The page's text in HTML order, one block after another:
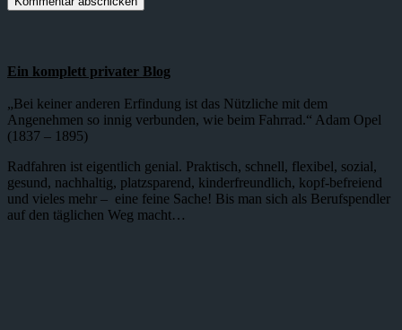
Ein komplett privater Blog
„Bei keiner anderen Erfindung ist das Nützliche mit dem
Angenehmen so innig verbunden, wie beim Fahrrad.“ Adam Opel
(1837 – 1895)
Radfahren ist eigentlich genial. Praktisch, schnell, flexibel, sozial,
gesund, nachhaltig, platzsparend, kinderfreundlich, kopf-befreiend
und vieles mehr – eine feine Sache! Bis man sich als Berufspendler
auf den täglichen Weg macht…